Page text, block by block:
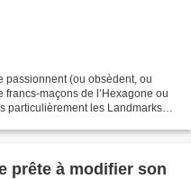
passionnent (ou obsèdent, ou
maçons de l’Hexagone ou
particulièrement les Landmarks
prête à modifier son